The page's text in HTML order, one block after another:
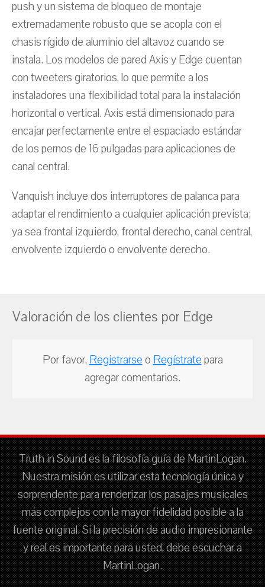
push y un sistema de bloqueo de montaje
extremadamente robusto que se acopla con el
chasis rígido de aluminio del altavoz cuando se
instala. Los modelos de pared Axis y Edge cuentan
con tweeters giratorios, lo que permite a los
instaladores una flexibilidad total para la instalación
horizontal o vertical. Axis está dimensionado para
encajar perfectamente entre el espaciado estándar
de los pernos de 16 pulgadas para aplicaciones de
canal central.
Vanquish incluye dos interruptores de palanca para
adaptar el rendimiento a cualquier aplicación prevista;
ya sea frontal izquierdo, frontal derecho, canal central,
envolvente izquierdo o envolvente derecho.
Valoración de los clientes por Edge
Por favor, Registrarseo Regístratepara
agregar comentarios.
Truth in Sound es la filosofía guía de MartinLogan.
Nuestra misión es utilizar esta tecnología única y
sorprendente para renderizar los pasajes musicales
más complejos con la mayor fidelidad posible a la
fuente original. Si la precisión de audio impresionante
y real es importante para usted, debe escuchar a
MartinLogan.